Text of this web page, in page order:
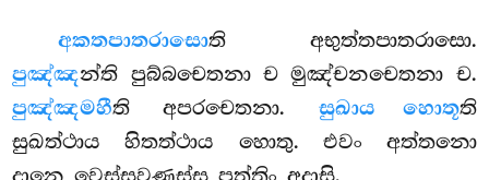
අකතපාතරාසොති අභුත්තපාතරාසො.
පුඤ්ඤන්ති පුබ්බචෙතනා ච මුඤ්චනචෙතනා ච.
පුඤ්ඤමහීති අපරචෙතනා. සුඛාය හොතූති
සුඛත්ථාය හිතත්ථාය හොතු. එවං අත්තනො